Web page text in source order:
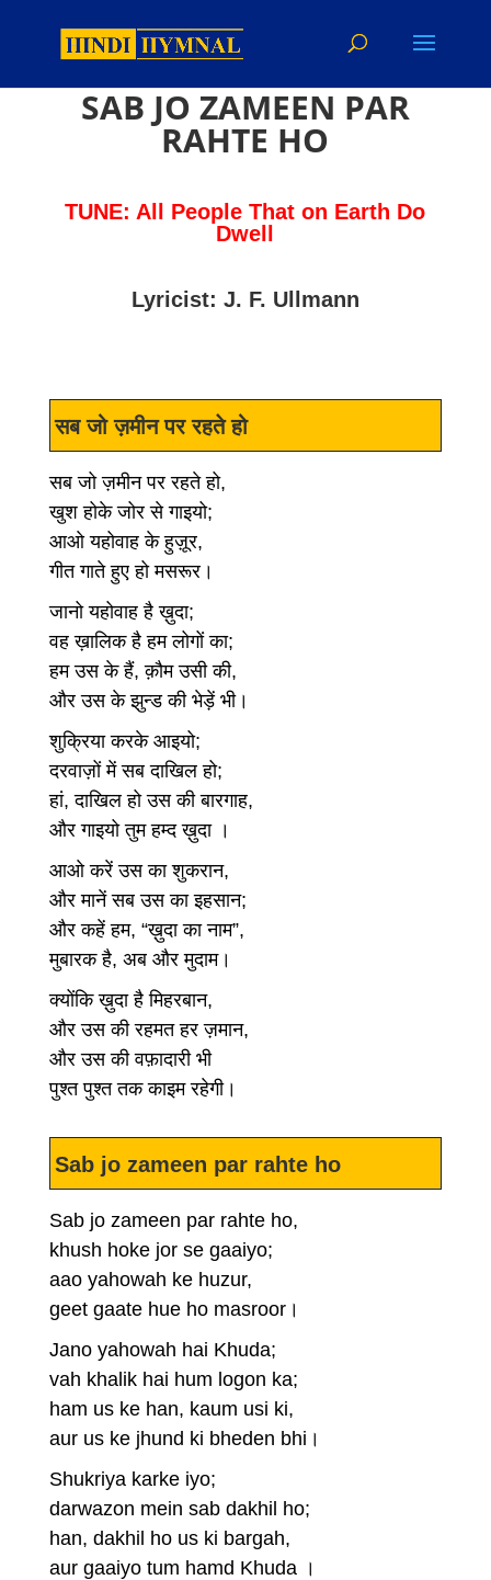
SAB JO ZAMEEN PAR
RAHTE HO
TUNE: All People That on Earth Do
Dwell
Lyricist: J. F. Ullmann
सब जो ज़मीन पर रहते हो
सब जो ज़मीन पर रहते हो,
खुश होके जोर से गाइयो;
आओ यहोवाह के हुज़ूर,
गीत गाते हुए हो मसरूर।
जानो यहोवाह है ख़ुदा;
वह ख़ालिक है हम लोगों का;
हम उस के हैं, क़ौम उसी की,
और उस के झुन्ड की भेड़ें भी।
शुक्रिया करके आइयो;
दरवाज़ों में सब दाखिल हो;
हां, दाखिल हो उस की बारगाह,
और गाइयो तुम हम्द ख़ुदा ।
आओ करें उस का शुकरान,
और मानें सब उस का इहसान;
और कहें हम, “ख़ुदा का नाम”,
मुबारक है, अब और मुदाम।
क्योंकि ख़ुदा है मिहरबान,
और उस की रहमत हर ज़मान,
और उस की वफ़ादारी भी
पुश्त पुश्त तक काइम रहेगी।
Sab jo zameen par rahte ho
Sab jo zameen par rahte ho,
khush hoke jor se gaaiyo;
aao yahowah ke huzur,
geet gaate hue ho masroor।
Jano yahowah hai Khuda;
vah khalik hai hum logon ka;
ham us ke han, kaum usi ki,
aur us ke jhund ki bheden bhi।
Shukriya karke iyo;
darwazon mein sab dakhil ho;
han, dakhil ho us ki bargah,
aur gaaiyo tum hamd Khuda ।